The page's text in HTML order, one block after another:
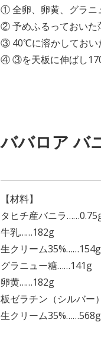
① 全卵、卵黄、グラニ
② 予めふるっておいた
③ 40℃に溶かしておい
④ ③を天板に伸ばし
ババロア バ
【材料】
タヒチ産バニラ
牛乳……182g
生クリーム35%……154g
グラニュー糖……141g
卵黄……182g
板ゼラチン（シルバー
生クリーム35%……568g